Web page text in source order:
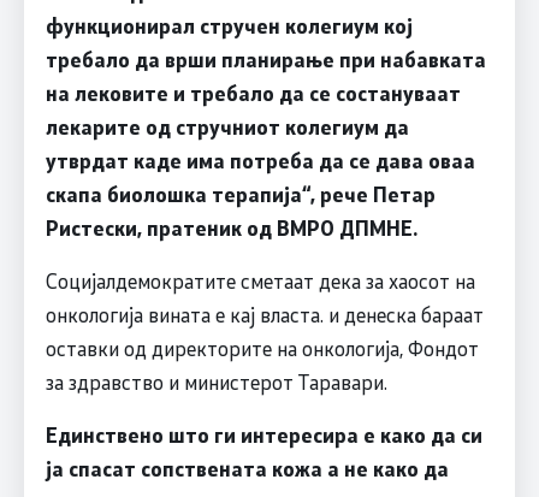
функционирал стручен колегиум кој
требало да врши планирање при набавката
на лековите и требало да се состануваат
лекарите од стручниот колегиум да
утврдат каде има потреба да се дава оваа
скапа биолошка терапија“, рече Петар
Ристески, пратеник од ВМРО ДПМНЕ.
Социјалдемократите сметаат дека за хаосот на
онкологија вината е кај власта. и денеска бараат
оставки од директорите на онкологија, Фондот
за здравство и министерот Таравари.
Единствено што ги интересира е како да си
ја спасат сопствената кожа а не како да